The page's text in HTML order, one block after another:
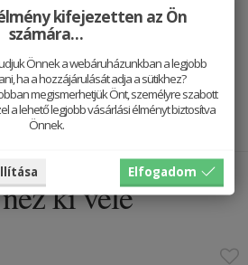
viszont azt javasoljuk, hogy az ékszer ne
anyagokat használunk, így mindegyik
jellegűek.
ki vele
kifejezetten az Ön
számára…
Önnek a webáruházunkban a legjobb
ha a hozzájárulását adja a sütikhez?
megismerhetjük Önt, személyre szabott
a lehető legjobb vásárlási élményt biztosítva
Önnek.
Elfogadom